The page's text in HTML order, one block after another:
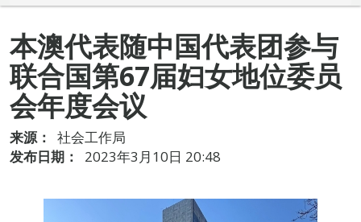
本澳代表随中国代表团参与
联合国第67届妇女地位委员
会年度会议
来源：
社会工作局
发布日期：
2023年3月10日 20:48